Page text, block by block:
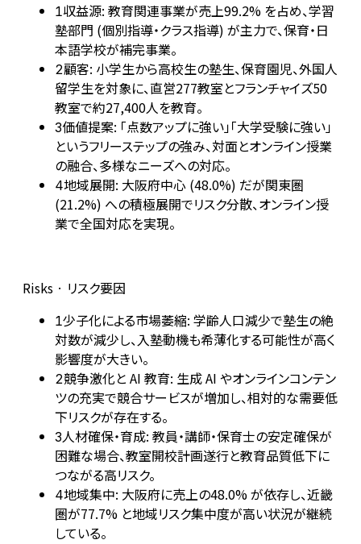
1収益源: 教育関連事業が売上99.2% を占め、学習
塾部門 (個別指導・クラス指導) が主力で、保育・日
本語学校が補完事業。
2顧客: 小学生から高校生の塾生、保育園児、外国人
留学生を対象に、直営277教室とフランチャイズ50
教室で約27,400人を教育。
3価値提案: 「点数アップに強い」「大学受験に強い」
というフリーステップの強み、対面とオンライン授業
の融合、多様なニーズへの対応。
4地域展開: 大阪府中心 (48.0%) だが関東圏
(21.2%) への積極展開でリスク分散、オンライン授
業で全国対応を実現。
Risks · リスク要因
1少子化による市場萎縮: 学齢人口減少で塾生の絶
対数が減少し、入塾動機も希薄化する可能性が高く
影響度が大きい。
2競争激化と AI 教育: 生成 AI やオンラインコンテン
ツの充実で競合サービスが増加し、相対的な需要低
下リスクが存在する。
3人材確保・育成: 教員・講師・保育士の安定確保が
困難な場合、教室開校計画遂行と教育品質低下に
つながる高リスク。
4地域集中: 大阪府に売上の48.0% が依存し、近畿
圏が77.7% と地域リスク集中度が高い状況が継続
している。